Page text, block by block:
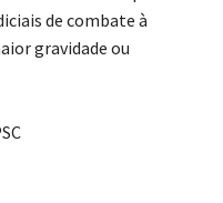
de combate à
gravidade ou